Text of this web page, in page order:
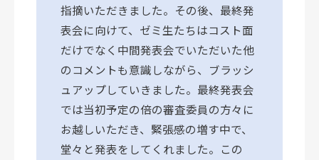
指摘いただきました。その後、最終発
表会に向けて、ゼミ生たちはコスト面
だけでなく中間発表会でいただいた他
のコメントも意識しながら、ブラッシ
ュアップしていきました。最終発表会
では当初予定の倍の審査委員の方々に
お越しいただき、緊張感の増す中で、
堂々と発表をしてくれました。この